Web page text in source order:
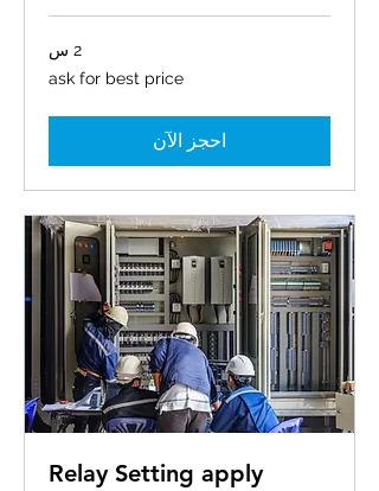
2 س
ask for best price
احجز الآن
Relay Setting apply